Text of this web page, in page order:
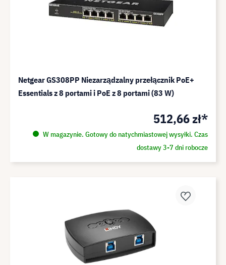
Netgear GS308PP Niezarządzalny przełącznik PoE+
Essentials z 8 portami i PoE z 8 portami (83 W)
512,66 zł*
W magazynie. Gotowy do natychmiastowej wysyłki. Czas
dostawy 3-7 dni robocze